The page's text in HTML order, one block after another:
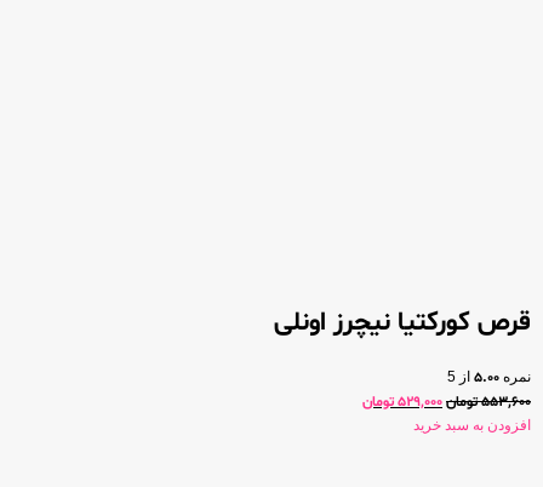
قرص کورکتیا نیچرز اونلی
نمره 5.00 از 5
553,600تومان529,000تومان
افزودن به سبد خرید